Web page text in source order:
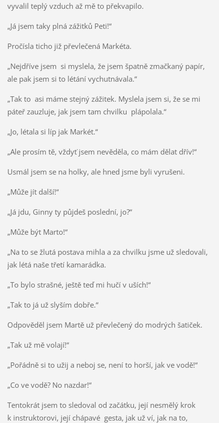
vyvalil teplý vzduch až mě to překvapilo.
„Já jsem taky plná zážitků Peti!“
Pročísla ticho již převlečená Markéta.
„Nejdříve jsem si myslela, že jsem špatně zmačkaný papír,
ale pak jsem si to létání vychutnávala.“
„Tak to asi máme stejný zážitek. Myslela jsem si, že se mi
páteř zauzluje, jak jsem tam chvilku plápolala.“
„Jo, létala si líp jak Markét.“
„Ale prosím tě, vždyť jsem nevěděla, co mám dělat dřív!“
Usmál jsem se na holky, ale hned jsme byli vyrušeni.
„Může jít další!“
„Já jdu, Ginny ty půjdeš poslední, jo?“
„Může být Marto!“
„Na to se žlutá postava mihla a za chvilku jsme už sledovali,
jak létá naše třetí kamarádka.
„To bylo strašné, ještě teď mi hučí v uších!“
„Tak to já už slyším dobře.“
Odpověděl jsem Martě už převlečený do modrých šatiček.
„Tak už mě volají!“
„Pořádně si to užij a neboj se, není to horší, jak ve vodě!“
„Co ve vodě? No nazdar!“
Tentokrát jsem to sledoval od začátku, její nesmělý krok
k instruktorovi, její chápavé gesta, jak už ví, jak na to,